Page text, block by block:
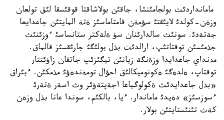
مامانداردئث بولجامئنشا، جاقئن بولاشاقتا قوقئسقا لئق تولعان
وزةن-كولدئ لايئقتئ سؤمةن قامتاماسئز ةتة المايتئن جاعدايعا
جةتةدئ. سونئث سالدارئنان سؤ ةلةكتر ستانساسئ ءوزئنئث
جذمئسئن توقتاتئپ، ارالدئث بذل بولئگئ جارئقسئز قالماق.
مذنداي جاعدايدا وزةنگة زيانئن تيگئزئپ جاتقان زاؤئتتار
توقتاپ، ةلدةگئ ةكونوميكالئق احؤال تومةندةؤئ مذمكئن. ءبئراق
«بذل جاعدايدئث ةكولوگياعا اجةپتةؤئر وث اسةر ةتةرئ
ءسوزسئز» دةيدئ ماماندار. ءيا، بالكئم، سوندا عانا بذل وزةن
كةث تئنئستايتئن بولار.